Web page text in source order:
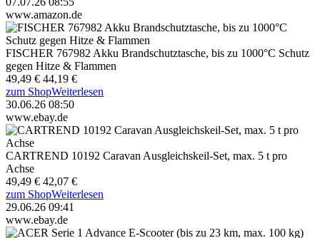
www.amazon.de
FISCHER 767982 Akku Brandschutztasche, bis zu 1000°C Schutz
gegen Hitze & Flammen
49,49 € 44,19 €
zum ShopWeiterlesen
30.06.26 08:50
www.ebay.de
CARTREND 10192 Caravan Ausgleichskeil-Set, max. 5 t pro
Achse
49,49 € 42,07 €
zum ShopWeiterlesen
29.06.26 09:41
www.ebay.de